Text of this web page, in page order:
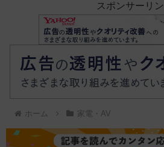
スポンサーリ
ホーム 家電・AV